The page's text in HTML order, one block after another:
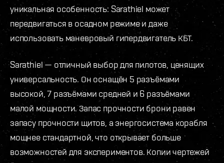
уникальная особенность: Sarathiel может
передвигаться в осадном режиме и даже
использовать маневровый гипердвигатель КБТ.
Sarathiel — отличный выбор для пилотов, ценящих
универсальность. Он оснащён 5 разъёмами
высокой, 7 разъёмами средней и 6 разъёмами
малой мощности. Запас прочности брони равен
запасу прочности щитов, а энергосистема корабля
мощнее стандартной, что открывает больше
возможностей для экспериментов. Копии чертежей